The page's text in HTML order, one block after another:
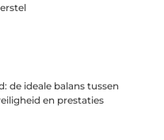
de ideale balans tussen
en prestaties